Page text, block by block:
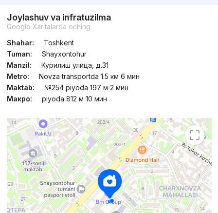
Joylashuv va infratuzilma
Google Xaritalarda oching
Shahar:
Toshkent
Tuman:
Shayxontohur
Manzil:
Курилиш улица, д.31
Metro:
Novza transportda 1.5 км 6 мин
Maktab:
№254 piyoda 197 м 2 мин
Макро:
piyoda 812 м 10 мин